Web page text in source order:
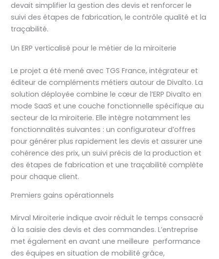
devait simplifier la gestion des devis et renforcer le
suivi des étapes de fabrication, le contrôle qualité et la
traçabilité.
Un ERP verticalisé pour le métier de la miroiterie
Le projet a été mené avec TGS France, intégrateur et
éditeur de compléments métiers autour de Divalto. La
solution déployée combine le cœur de l’ERP Divalto en
mode SaaS et une couche fonctionnelle spécifique au
secteur de la miroiterie. Elle intègre notamment les
fonctionnalités suivantes : un configurateur d’offres
pour générer plus rapidement les devis et assurer une
cohérence des prix, un suivi précis de la production et
des étapes de fabrication et une traçabilité complète
pour chaque client.
Premiers gains opérationnels
Mirval Miroiterie indique avoir réduit le temps consacré
à la saisie des devis et des commandes. L’entreprise
met également en avant une meilleure performance
des équipes en situation de mobilité grâce,